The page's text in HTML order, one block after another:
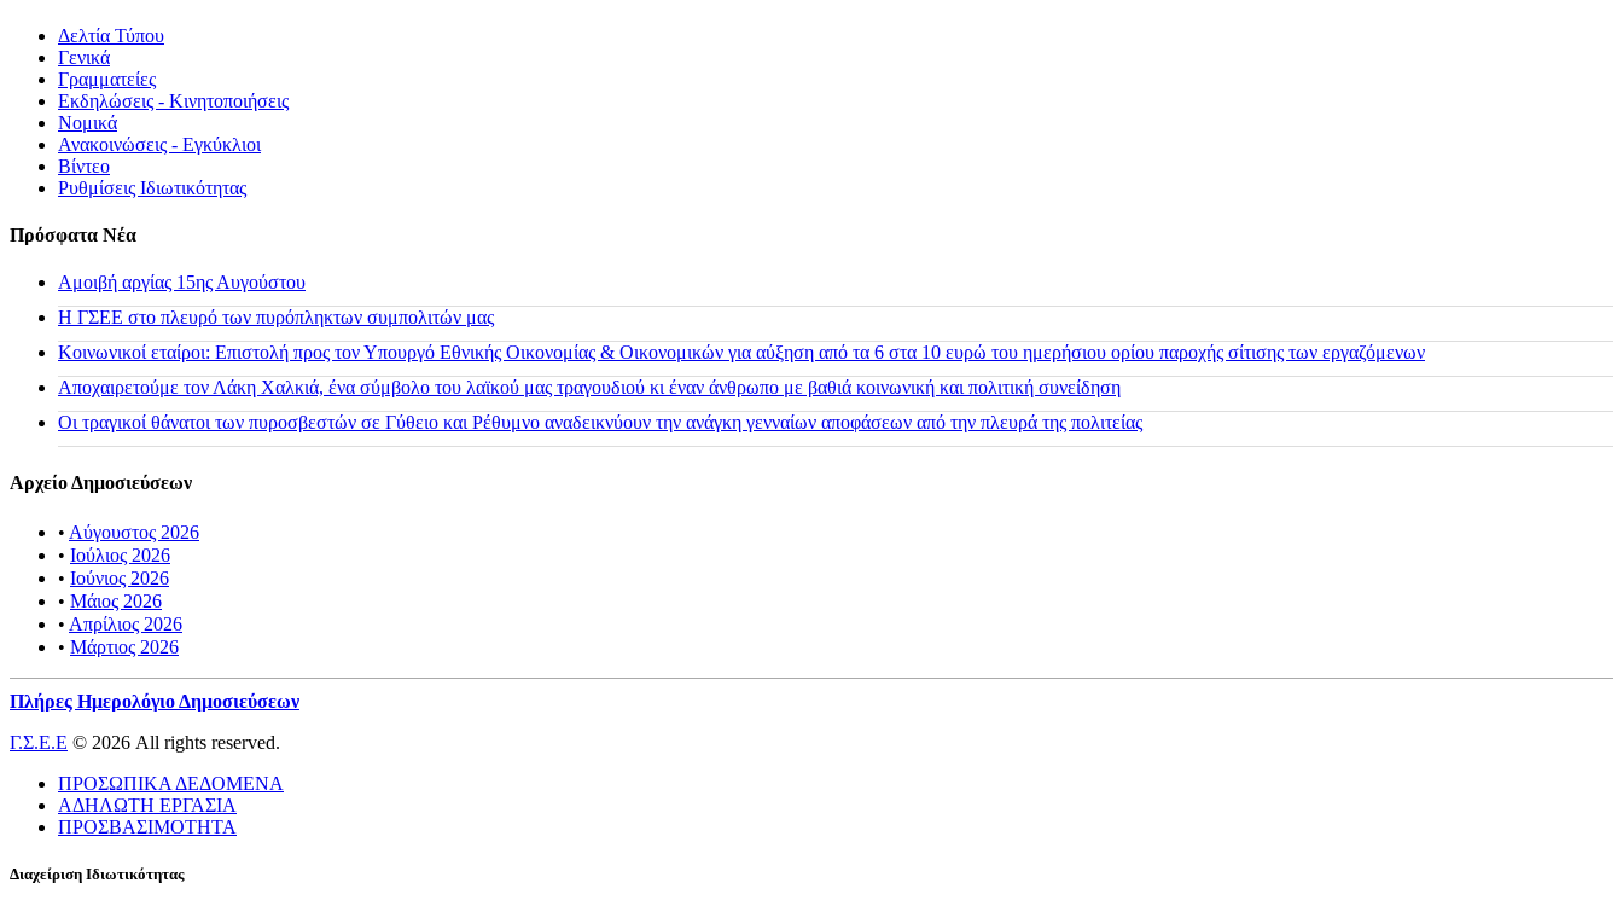
Δελτία Τύπου
Γενικά
Γραμματείες
Εκδηλώσεις - Κινητοποιήσεις
Νομικά
Ανακοινώσεις - Εγκύκλιοι
Βίντεο
Ρυθμίσεις Ιδιωτικότητας
Πρόσφατα Νέα
Αμοιβή αργίας 15ης Αυγούστου
H ΓΣΕΕ στο πλευρό των πυρόπληκτων συμπολιτών μας
Κοινωνικοί εταίροι: Επιστολή προς τον Υπουργό Εθνικής Οικονομίας & Οικονομικών για αύξηση από τα 6 στα 10 ευρώ του ημερήσιου ορίου παροχής σίτισης των εργαζόμενων
Αποχαιρετούμε τον Λάκη Χαλκιά, ένα σύμβολο του λαϊκού μας τραγουδιού κι έναν άνθρωπο με βαθιά κοινωνική και πολιτική συνείδηση
Οι τραγικοί θάνατοι των πυροσβεστών σε Γύθειο και Ρέθυμνο αναδεικνύουν την ανάγκη γενναίων αποφάσεων από την πλευρά της πολιτείας
Αρχείο Δημοσιεύσεων
• Αύγουστος 2026
• Ιούλιος 2026
• Ιούνιος 2026
• Μάιος 2026
• Απρίλιος 2026
• Μάρτιος 2026
Πλήρες Ημερολόγιο Δημοσιεύσεων
Γ.Σ.Ε.Ε © 2026 All rights reserved.
ΠΡΟΣΩΠΙΚΑ ΔΕΔΟΜΕΝΑ
ΑΔΗΛΩΤΗ ΕΡΓΑΣΙΑ
ΠΡΟΣΒΑΣΙΜΟΤΗΤΑ
Διαχείριση Ιδιωτικότητας